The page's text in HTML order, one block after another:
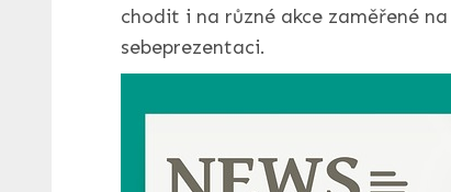
chodit i na různé akce zaměřené
sebeprezentaci.